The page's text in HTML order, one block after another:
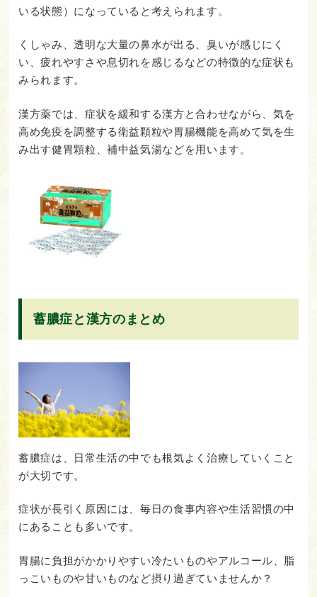
いる状態）になっていると考えられます。
くしゃみ、透明な大量の鼻水が出る、臭いが感じにく
い、疲れやすさや息切れを感じるなどの特徴的な症状も
みられます。
漢方薬では、症状を緩和する漢方と合わせながら、気を
高め免疫を調整する衛益顆粒や胃腸機能を高めて気を生
み出す健胃顆粒、補中益気湯などを用います。
蓄膿症と漢方のまとめ
蓄膿症は、日常生活の中でも根気よく治療していくこと
が大切です。
症状が長引く原因には、毎日の食事内容や生活習慣の中
にあることも多いです。
胃腸に負担がかかりやすい冷たいものやアルコール、脂
っこいものや甘いものなど摂り過ぎていませんか？